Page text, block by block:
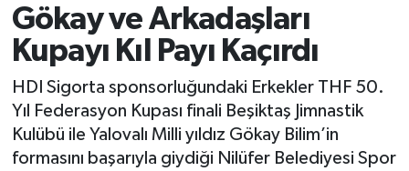
Gökay ve Arkadaşları
Kupayı Kıl Payı Kaçırdı
HDI Sigorta sponsorluğundaki Erkekler THF 50.
Yıl Federasyon Kupası finali Beşiktaş Jimnastik
Kulübü ile Yalovalı Milli yıldız Gökay Bilim’in
formasını başarıyla giydiği Nilüfer Belediyesi Spor
BİLİM VE TEKNOLOJİ
ASAYİŞ
SAĞLIK
SPOR
Tüm Manşetler
Son Dakika Haberleri
Haber Arşivi